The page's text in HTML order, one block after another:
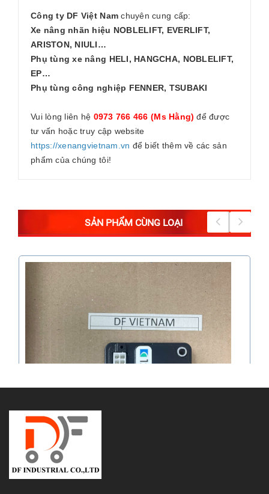
Công ty DF Việt Nam chuyên cung cấp:
Xe nâng nhãn hiệu NOBLELIFT, EVERLIFT,
ARISTON, NIULI…
Phụ tùng xe nâng HELI, HANGCHA, NOBLELIFT,
EP…
Phụ tùng công nghiệp FENNER, TSUBAKI
Vui lòng liên hệ 0973 766 466 (Ms Hằng) để được
tư vấn hoặc truy cập website
https://xenangvietnam.vn để biết thêm về các sản
phẩm của chúng tôi!
SẢN PHẨM CÙNG LOẠI